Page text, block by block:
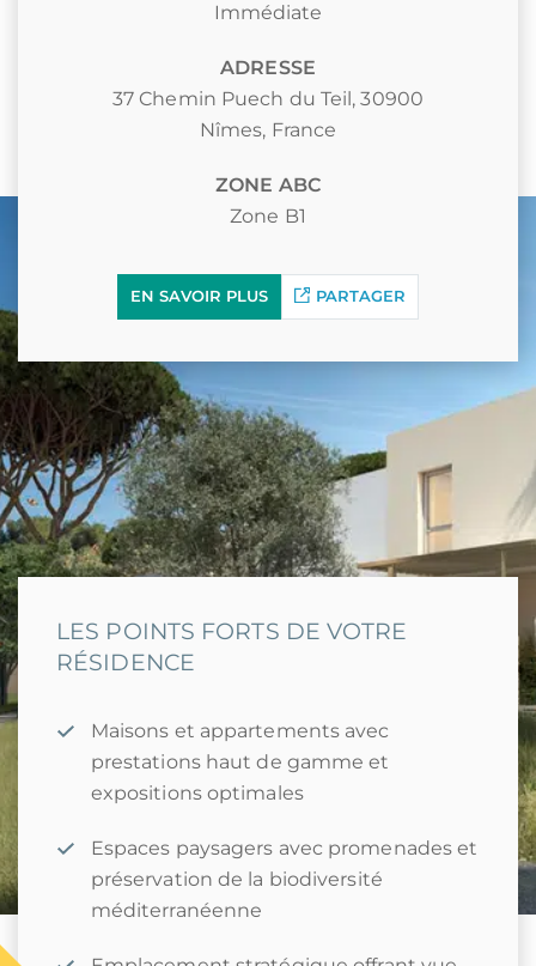
Immédiate
ADRESSE
37 Chemin Puech du Teil, 30900
Nîmes, France
ZONE ABC
Zone B1
EN SAVOIR PLUS PARTAGER
LES POINTS FORTS DE VOTRE
RÉSIDENCE
Maisons et appartements avec
prestations haut de gamme et
expositions optimales
Espaces paysagers avec promenades et
préservation de la biodiversité
méditerranéenne